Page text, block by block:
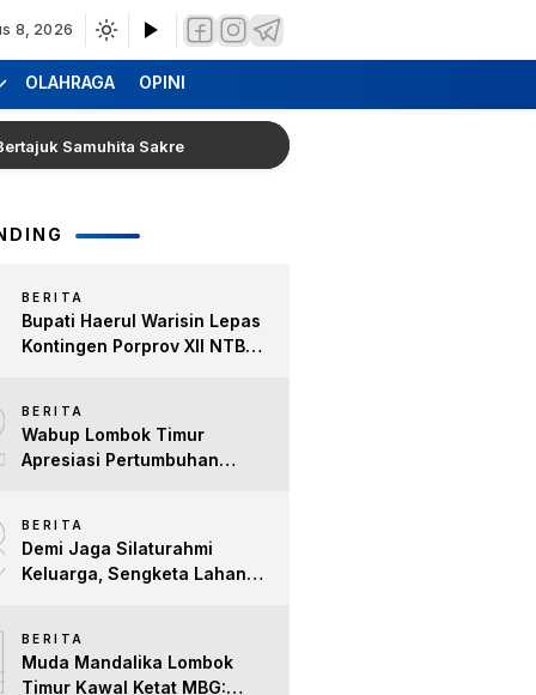
8, 2026
OLAHRAGA OPINI
Samuhita Sakre Hearing Warga Dara Kunci Ke
BERITA
Bupati Haerul Warisin Lepas
Kontingen Porprov XII NTB
untuk Lombok Timur
BERITA
Wabup Lombok Timur
Apresiasi Pertumbuhan
Difabel
BERITA
Demi Jaga Silaturahmi
Keluarga, Sengketa Lahan
BERITA
Muda Mandalika Lombok
Timur Kawal Ketat MBG: